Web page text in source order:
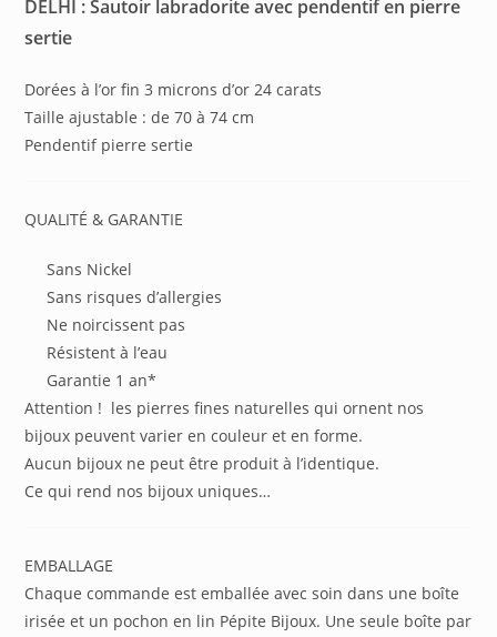
DELHI : Sautoir labradorite avec pendentif en pierre
sertie
Dorées à l’or fin 3 microns d’or 24 carats
Taille ajustable : de 70 à 74 cm
Pendentif pierre sertie
QUALITÉ & GARANTIE
Sans Nickel
Sans risques d’allergies
Ne noircissent pas
Résistent à l’eau
Garantie 1 an*
Attention ! les pierres fines naturelles qui ornent nos
bijoux peuvent varier en couleur et en forme.
Aucun bijoux ne peut être produit à l’identique.
Ce qui rend nos bijoux uniques…
EMBALLAGE
Chaque commande est emballée avec soin dans une boîte
irisée et un pochon en lin Pépite Bijoux. Une seule boîte par